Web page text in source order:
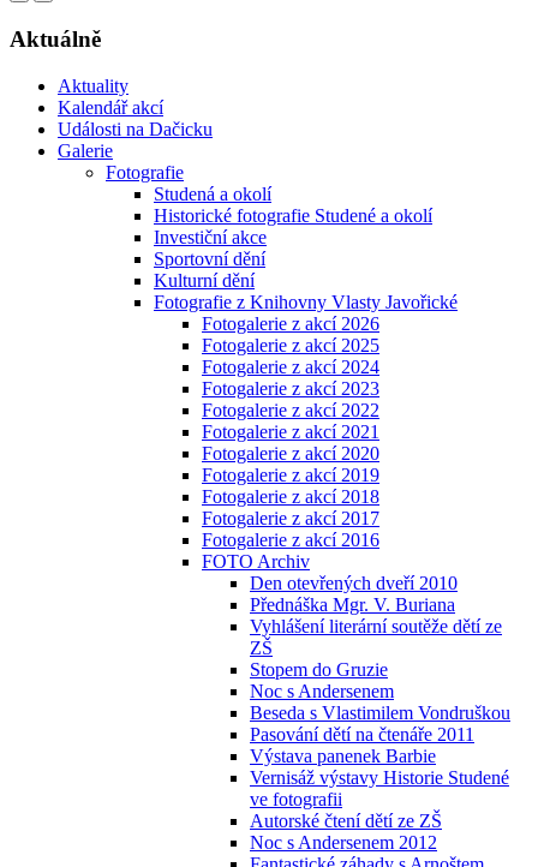
Aktuálně
Aktuality
Kalendář akcí
Události na Dačicku
Galerie
Fotografie
Studená a okolí
Historické fotografie Studené a okolí
Investiční akce
Sportovní dění
Kulturní dění
Fotografie z Knihovny Vlasty Javořické
Fotogalerie z akcí 2026
Fotogalerie z akcí 2025
Fotogalerie z akcí 2024
Fotogalerie z akcí 2023
Fotogalerie z akcí 2022
Fotogalerie z akcí 2021
Fotogalerie z akcí 2020
Fotogalerie z akcí 2019
Fotogalerie z akcí 2018
Fotogalerie z akcí 2017
Fotogalerie z akcí 2016
FOTO Archiv
Den otevřených dveří 2010
Přednáška Mgr. V. Buriana
Vyhlášení literární soutěže dětí ze
ZŠ
Stopem do Gruzie
Noc s Andersenem
Beseda s Vlastimilem Vondruškou
Pasování dětí na čtenáře 2011
Výstava panenek Barbie
Vernisáž výstavy Historie Studené
ve fotografii
Autorské čtení dětí ze ZŠ
Noc s Andersenem 2012